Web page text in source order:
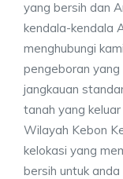
yang bersih dan
kendala-kendala
menghubungi
pengeboran
jangkauan
tanah yang
Wilayah Kebon
kelokasi yang
bersih untuk